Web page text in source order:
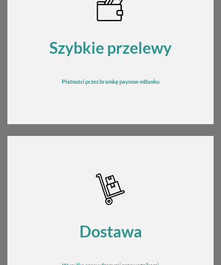
Szybkie przelewy
Płatności przez bramkępaynow mBanku
Dostawa